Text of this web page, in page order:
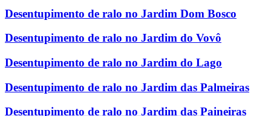
Desentupimento de ralo no Jardim Dom Bosco
Desentupimento de ralo no Jardim do Vovô
Desentupimento de ralo no Jardim do Lago
Desentupimento de ralo no Jardim das Palmeiras
Desentupimento de ralo no Jardim das Paineiras